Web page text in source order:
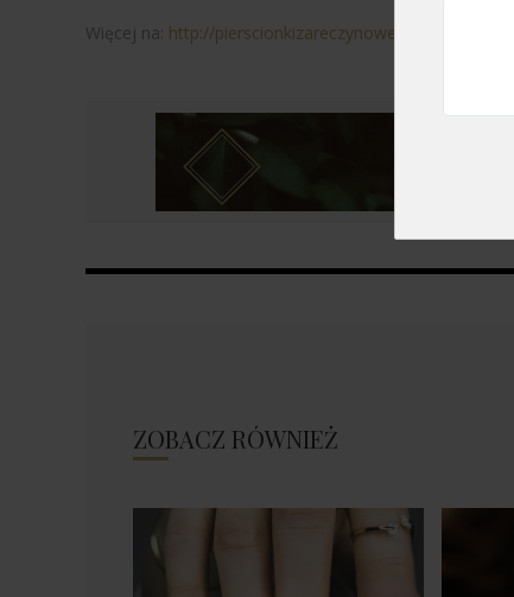
Więcej na: http://pierscionkizareczynowe.edu.pl
ZOBACZ RÓWNIEŻ